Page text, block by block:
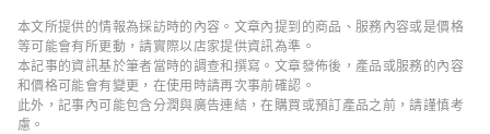
本文所提供的情報為採訪時的內容。文章內提到的商品、服務內容或是價格
等可能會有所更動，請實際以店家提供資訊為準。
本記事的資訊基於筆者當時的調查和撰寫。文章發佈後，產品或服務的內容
和價格可能會有變更，在使用時請再次事前確認。
此外，記事內可能包含分潤與廣告連結，在購買或預訂產品之前，請謹慎考
慮。